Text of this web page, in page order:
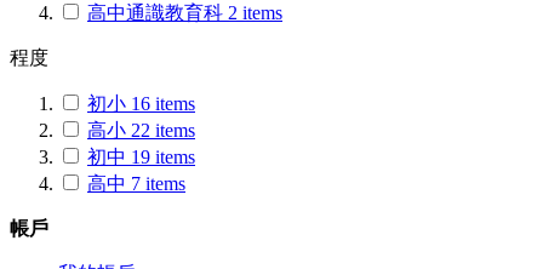
高中通識教育科 2 items
程度
初小 16 items
高小 22 items
初中 19 items
高中 7 items
帳戶